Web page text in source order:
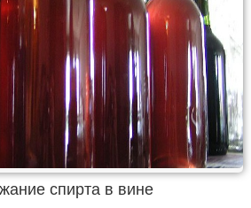
спирта в вине